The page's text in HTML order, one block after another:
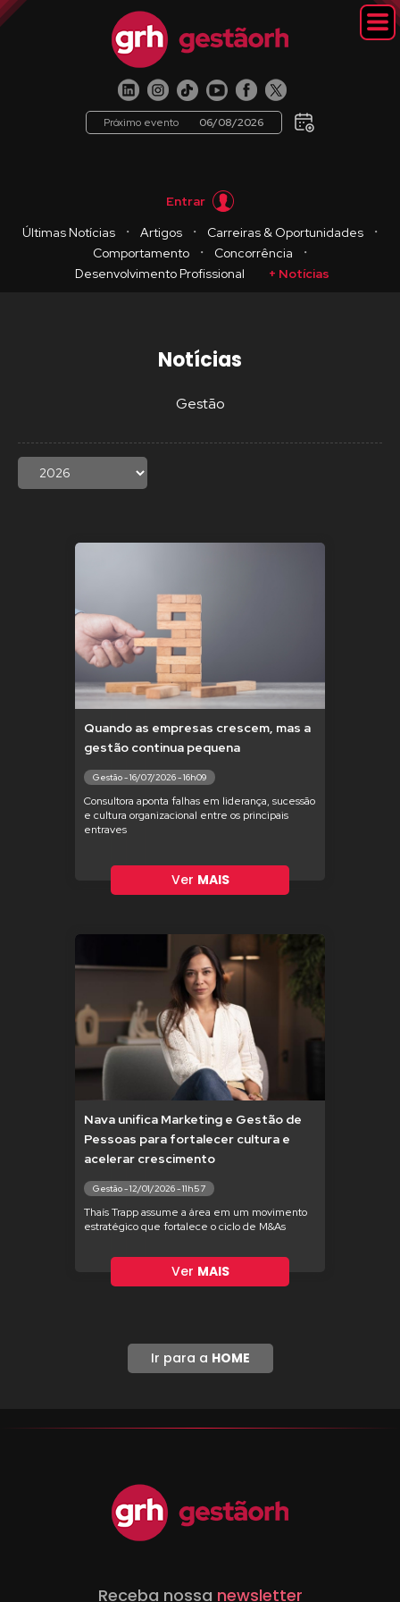
Próximo evento 06/08/2026
Entrar
Últimas Notícias
・ Artigos ・ Carreiras & Oportunidades
・
Comportamento
・ Concorrência
・
Desenvolvimento Profissional
+ Notícias
Notícias
Gestão
Quando as empresas crescem, mas a
gestão continua pequena
Gestão - 16/07/2026 - 16h09
Consultora aponta falhas em liderança, sucessão
e cultura organizacional entre os principais
entraves
Ver MAIS
Nava unifica Marketing e Gestão de
Pessoas para fortalecer cultura e
acelerar crescimento
Gestão - 12/01/2026 - 11h57
Thaís Trapp assume a área em um movimento
estratégico que fortalece o ciclo de M&As
Ver MAIS
Ir para a HOME
Receba nossa newsletter